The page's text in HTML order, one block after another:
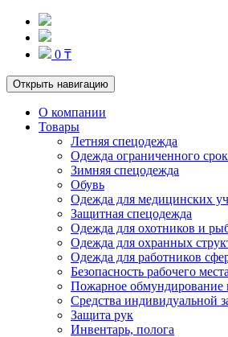
0 ₸
Открыть навигацию
О компании
Товары
Летняя спецодежда
Одежда ограниченного
Зимняя спецодежда
Обувь
Одежда для медицинских
Защитная спецодежда
Одежда для охотников и
Одежда для охранных
Одежда для работников
Безопасность рабочего места
Пожарное обмундирование
Средства индивидуальной
Защита рук
Инвентарь, полога